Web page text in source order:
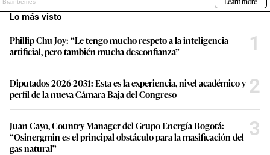
Lo más visto
Phillip Chu Joy: “Le tengo mucho respeto a la inteligencia
artificial, pero también mucha desconfianza”
1
Diputados 2026-2031: Esta es la experiencia, nivel académico y
perfil de la nueva Cámara Baja del Congreso
2
Juan Cayo, Country Manager del Grupo Energía Bogotá:
“Osinergmin es el principal obstáculo para la masificación del
gas natural”
3